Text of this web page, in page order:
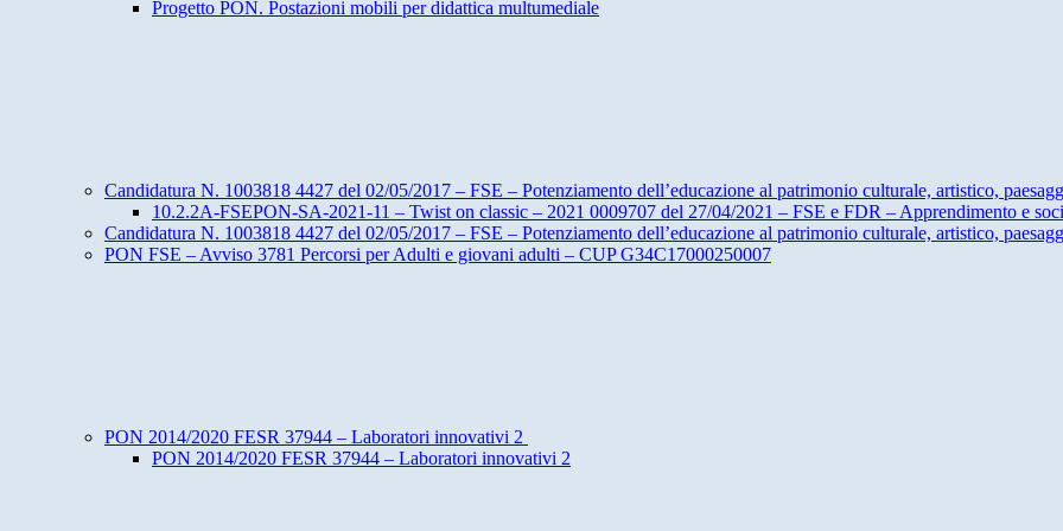
Progetto PON. Postazioni mobili per didattica multumediale
Candidatura N. 1003818 4427 del 02/05/2017 – FSE – Potenziamento dell’educazione al patrimonio culturale, artistico,
10.2.2A-FSEPON-SA-2021-11 – Twist on classic – 2021 0009707 del 27/04/2021 – FSE e FDR – Apprendimento e
Candidatura N. 1003818 4427 del 02/05/2017 – FSE – Potenziamento dell’educazione al patrimonio culturale, artistico,
PON FSE – Avviso 3781 Percorsi per Adulti e giovani adulti – CUP G34C17000250007
PON 2014/2020 FESR 37944 – Laboratori innovativi 2
PON 2014/2020 FESR 37944 – Laboratori innovativi 2